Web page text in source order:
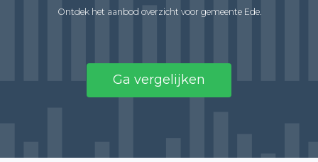
Ontdek het aanbod overzicht voor gemeente Ede.
Ga vergelijken